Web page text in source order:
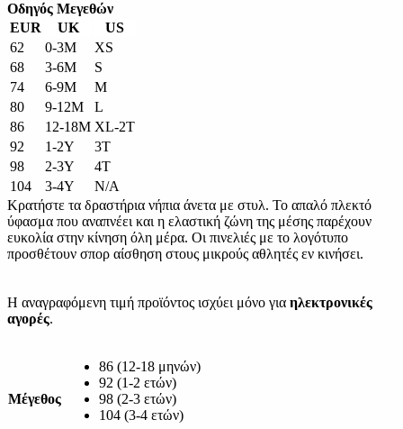
Οδηγός Μεγεθών
EUR
UK
US
62
0-3M
XS
68
3-6M
S
74
6-9M
M
80
9-12M
L
86
12-18M XL-2T
92
1-2Y
3T
98
2-3Y
4T
104
3-4Y
N/A
Κρατήστε τα δραστήρια νήπια άνετα με στυλ. Το απαλό πλεκτό
ύφασμα που αναπνέει και η ελαστική ζώνη της μέσης παρέχουν
ευκολία στην κίνηση όλη μέρα. Οι πινελιές με το λογότυπο
προσθέτουν σπορ αίσθηση στους μικρούς αθλητές εν κινήσει.
Η αναγραφόμενη τιμή προϊόντος ισχύει μόνο για ηλεκτρονικές
αγορές.
Μέγεθος
86 (12-18 μηνών)
92 (1-2 ετών)
98 (2-3 ετών)
104 (3-4 ετών)